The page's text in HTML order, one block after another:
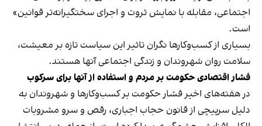
اجتماعی، مقابله با نمایش ثروت و اجرای سختگیرانه‌تر قوانین»
است.
بسیاری از کسب‌وکارها نگران تاثیر این سیاست‌ تازه بر معیشت،
سلامت روان شهروندان و زندگی اجتماعی آنها هستند.
فشار اقتصادی حکومت بر مردم و استفاده از آنها برای سرکوب
در هفته‌های اخیر فشار حکومت بر کسب‌وکارها و شهروندان به
دلیل سرپیچی از قانون حجاب اجباری، رقص و سرو مشروبات